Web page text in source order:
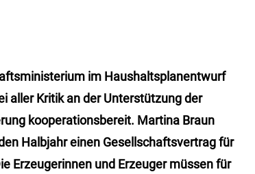
im Haushaltsplanentwurf
aller Kritik an der Unterstützung der
kooperationsbereit. Martina Braun
Halbjahr einen Gesellschaftsvertrag für
Erzeugerinnen und Erzeuger müssen für